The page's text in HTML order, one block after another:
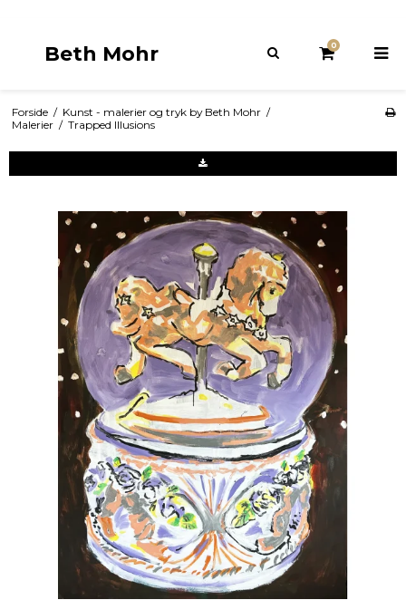
Beth Mohr 0
Forside / Kunst - malerier og tryk by Beth Mohr /
Malerier / Trapped Illusions